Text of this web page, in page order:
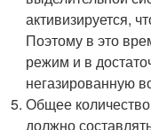
активизируется,
Поэтому в это
режим и в
негазированную
Общее
должно